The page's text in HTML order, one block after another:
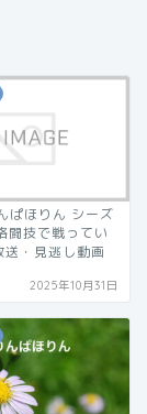
ぱほりん シーズ
闘技で戦ってい
送・見逃し動画
2025年10月31日